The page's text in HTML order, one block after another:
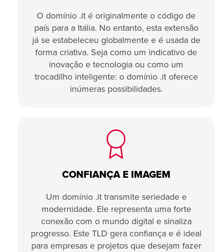
O domínio .it é originalmente o código de
país para a Itália. No entanto, esta extensão
já se estabeleceu globalmente e é usada de
forma criativa. Seja como um indicativo de
inovação e tecnologia ou como um
trocadilho inteligente: o domínio .it oferece
inúmeras possibilidades.
CONFIANÇA E IMAGEM
Um domínio .it transmite seriedade e
modernidade. Ele representa uma forte
conexão com o mundo digital e sinaliza
progresso. Este TLD gera confiança e é ideal
para empresas e projetos que desejam fazer